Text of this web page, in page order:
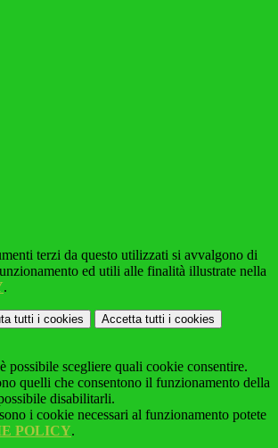
terzi da questo utilizzati si avvalgono di
ed utili alle finalità illustrate nella
.
tutti i cookies Accetta tutti i cookies
possibile scegliere quali cookie consentire.
quelli che consentono il funzionamento della
disabilitarli.
i cookie necessari al funzionamento potete
POLICY.